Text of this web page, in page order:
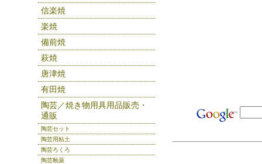
信楽焼
楽焼
備前焼
萩焼
唐津焼
有田焼
陶芸／焼き物用具用品販売・
通販
陶芸セット
陶芸用粘土
陶芸ろくろ
陶芸釉薬